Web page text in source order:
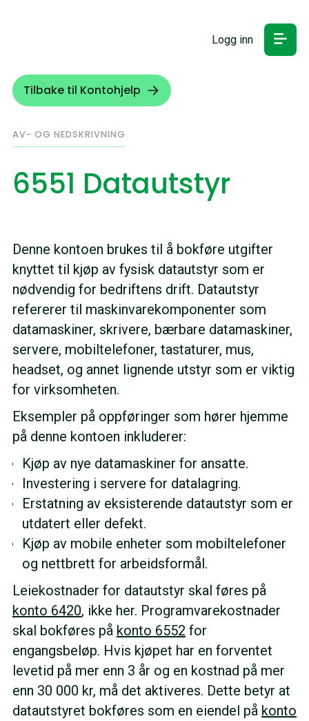
Logg inn
Tilbake til Kontohjelp
AV- OG NEDSKRIVNING
6551 Datautstyr
Denne kontoen brukes til å bokføre utgifter
knyttet til kjøp av fysisk datautstyr som er
nødvendig for bedriftens drift. Datautstyr
refererer til maskinvarekomponenter som
datamaskiner, skrivere, bærbare datamaskiner,
servere, mobiltelefoner, tastaturer, mus,
headset, og annet lignende utstyr som er viktig
for virksomheten.
Eksempler på oppføringer som hører hjemme
på denne kontoen inkluderer:
Kjøp av nye datamaskiner for ansatte.
Investering i servere for datalagring.
Erstatning av eksisterende datautstyr som er
utdatert eller defekt.
Kjøp av mobile enheter som mobiltelefoner
og nettbrett for arbeidsformål.
Leiekostnader for datautstyr skal føres på
konto 6420, ikke her. Programvarekostnader
skal bokføres på konto 6552 for
engangsbeløp. Hvis kjøpet har en forventet
levetid på mer enn 3 år og en kostnad på mer
enn 30 000 kr, må det aktiveres. Dette betyr at
datautstyret bokføres som en eiendel på konto